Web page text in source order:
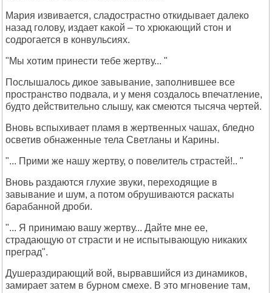
Мария извивается, сладострастно откидывает далеко
назад голову, издает какой – то хрюкающий стон и
содрогается в конвульсиях.
"Мы хотим принести тебе жертву... "
Послышалось дикое завывание, заполнившее все
пространство подвала, и у меня создалось впечатление,
будто действительно слышу, как смеются тысяча чертей.
Вновь вспыхивает пламя в жертвенных чашах, бледно
осветив обнаженные тела Светланы и Карины.
"... Прими же нашу жертву, о повелитель страстей!.. "
Вновь раздаются глухие звуки, переходящие в
завывание и шум, а потом обрушиваются раскаты
барабанной дроби.
"... Я принимаю вашу жертву... Дайте мне ее,
страдающую от страсти и не испытывающую никаких
преград".
Душераздирающий вой, вырвавшийся из динамиков,
замирает затем в бурном смехе. В это мгновение там,